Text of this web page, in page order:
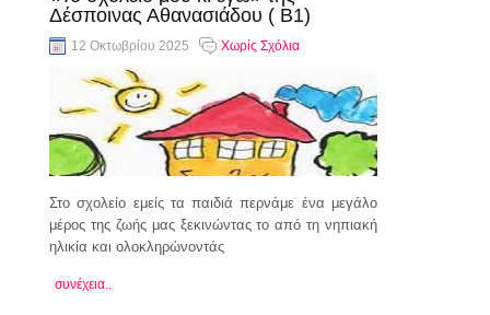
Δέσποινας Αθανασιάδου ( Β1)
12 Οκτωβρίου 2025 Χωρίς Σχόλια
Στο σχολείο εμείς τα παιδιά περνάμε ένα μεγάλο
μέρος της ζωής μας ξεκινώντας το από τη νηπιακή
ηλικία και ολοκληρώνοντάς
συνέχεια..